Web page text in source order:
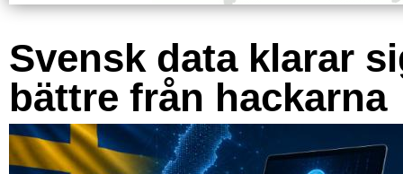
Svensk data klarar
bättre från hackarna